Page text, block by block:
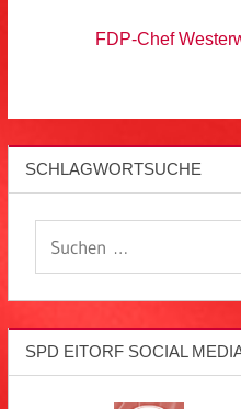
FDP-Chef
SCHLAGWORTSUCHE
SPD EITORF SOCIAL